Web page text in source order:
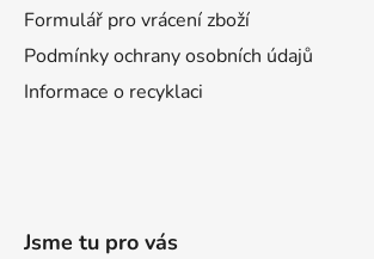
Formulář pro vrácení zboží
Podmínky ochrany osobních údajů
Informace o recyklaci
Jsme tu pro vás